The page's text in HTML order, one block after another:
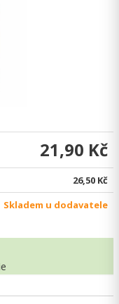
21,90 Kč
26,50 Kč
Skladem u dodavatele